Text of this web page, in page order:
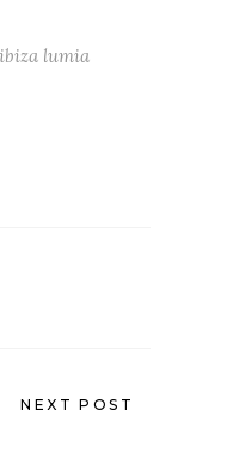
ibiza lumia
NEXT POST